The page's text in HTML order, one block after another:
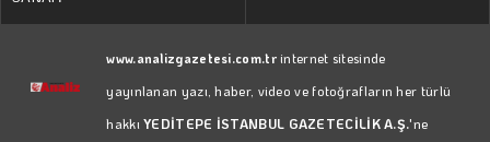
www.analizgazetesi.com.trinternet sitesinde
yayınlanan yazı, haber, video ve fotoğrafların her türlü
hakkıYEDİTEPE İSTANBUL GAZETECİLİK A.Ş.'ne